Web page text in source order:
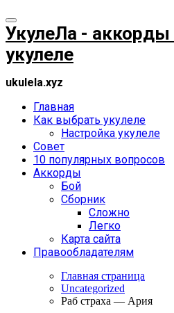
УкулеЛа - аккорды
укулеле
ukulela.xyz
Главная
Как выбрать укулеле
Настройка укулеле
Совет
10 популярных вопросов
Аккорды
Бой
Сборник
Сложно
Легко
Карта сайта
Правообладателям
Главная страница
Uncategorized
Раб страха — Ария